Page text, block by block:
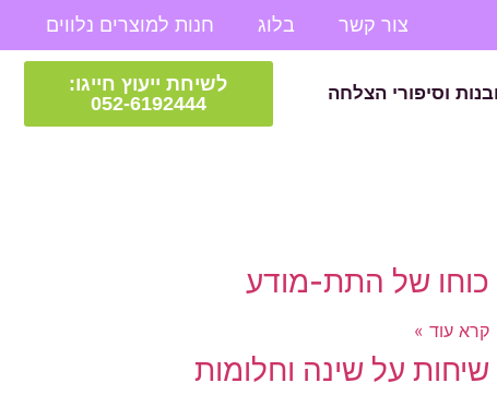
צור קשר בלוג חנות למוצרים נלווים
לשיחת ייעוץ חייגו:
052-6192444
וסיפורי הצלחה
כוחו של התת-מודע
קרא עוד »
שיחות על שינה וחלומות